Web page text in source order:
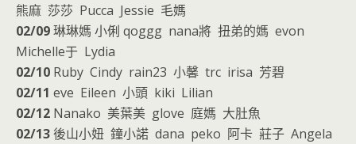
熊麻 莎莎 Pucca Jessie 毛媽
02/09琳琳媽 小俐 qoggg nana將 扭弟的媽 evon
Michelle于 Lydia
02/10 Ruby Cindy rain23 小馨 trc irisa 芳碧
02/11 eve Eileen 小頭 kiki Lilian
02/12 Nanako 美葉美 glove 庭媽 大肚魚
02/13後山小妞 鐘小諾 dana peko 阿卡 莊子 Angela